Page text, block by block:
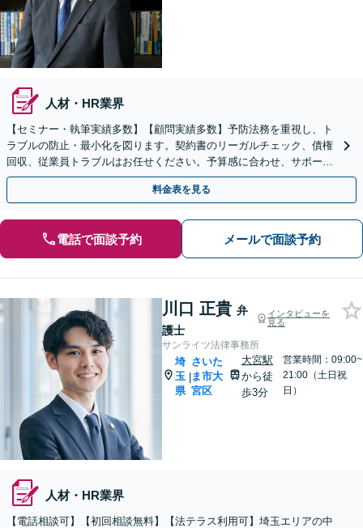
人材・HR業界
【セミナー・執筆実績多数】【顧問実績多数】予防法務を重視し、ト
ラブルの防止・最小化を図ります。契約書のリーガルチェック、債権
回収、従業員トラブルはお任せください。予算感に合わせ、サポート
内容も柔軟に調節します【上尾駅7分】【スポット相談可】
料金表を見る
電話で面談予約 メールで面談予約
川口 正貴 弁
護士
インタビューを
見る
サンライツ法律事務所
埼
玉
県
|
さいた
ま市大
宮区
大宮駅
から徒
歩3分
営業時間：09:00~
21:00（土日祝
日）
人材・HR業界
【電話相談可】【初回相談無料】【法テラス利用可】埼玉エリアの中